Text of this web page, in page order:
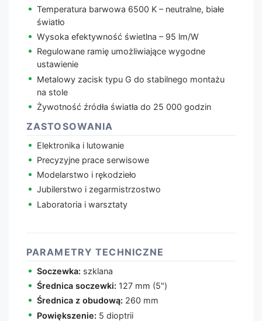
Temperatura barwowa 6500 K – neutralne, białe
światło
Wysoka efektywność świetlna – 95 lm/W
Regulowane ramię umożliwiające wygodne
ustawienie
Metalowy zacisk typu G do stabilnego montażu
na stole
Żywotność źródła światła do 25 000 godzin
ZASTOSOWANIA
Elektronika i lutowanie
Precyzyjne prace serwisowe
Modelarstwo i rękodzieło
Jubilerstwo i zegarmistrzostwo
Laboratoria i warsztaty
PARAMETRY TECHNICZNE
Soczewka: szklana
Średnica soczewki: 127 mm (5")
Średnica z obudową: 260 mm
Powiększenie: 5 dioptrii